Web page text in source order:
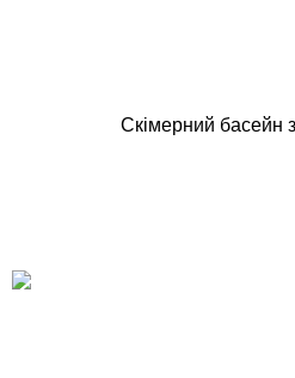
Скімерний басейн